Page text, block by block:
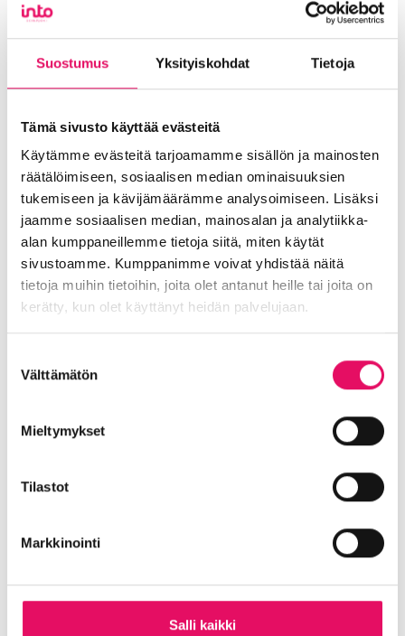
Suostumus Yksityiskohdat Tietoja
Tämä sivusto käyttää evästeitä
Käytämme evästeitä tarjoamamme sisällön ja mainosten
räätälöimiseen, sosiaalisen median ominaisuuksien
tukemiseen ja kävijämäärämme analysoimiseen. Lisäksi
jaamme sosiaalisen median, mainosalan ja analytiikka-
alan kumppaneillemme tietoja siitä, miten käytät
sivustoamme. Kumppanimme voivat yhdistää näitä
tietoja muihin tietoihin, joita olet antanut heille tai joita on
kerätty, kun olet käyttänyt heidän palvelujaan.
valinta
Välttämätön
Mieltymykset
Tilastot
Markkinointi
Salli kaikki
Me haluamme tehdä Verstaasta hyvän paikan,
Huonossa ilmapiirissä kukaan ei jaksa tehdä
pitkiä työpäiviä.
Viivi:Yhteistyömme on ollut helppoa alusta
asti. Olemme ystäviä ja yhteistyösuhteemme
on lämmin ja suora – ystävyyden päälle on
helppo rakentaa. Välillä voi toki olla
hankaluuksiakin, mutta ne ratkaisemme
yhdessä. Tärkeintä kumppanuudessa on
avoimuus.
Haluamme kasvaa ja kehittyä niin, että
molemmat hyötyvät. Pidämme hyvästä
kiitosta ja kysymme, tarvitseeko toinen apua.
Pomoina Juulian kanssa tietysti pidämme
Juulia on äärimmäisen tehokas ja enemmän
enemmän numeroita ja pyrin ajattelemaan
teatterintekijänä
festivaalijohtaja Sami